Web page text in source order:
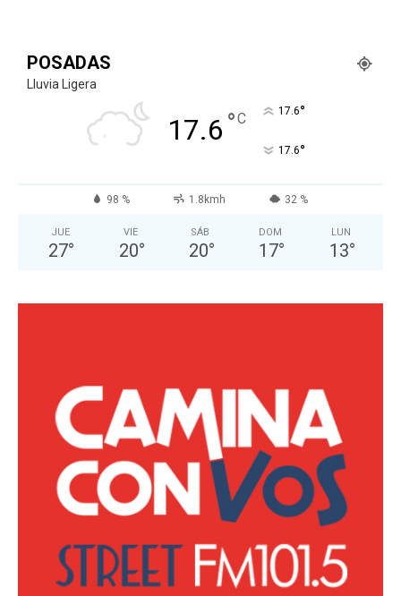
POSADAS
Lluvia Ligera
17.6 °C 17.6°
17.6°
98 % 1.8kmh 32 %
JUE
27°
VIE
20°
SÁB
20°
DOM
17°
LUN
13°